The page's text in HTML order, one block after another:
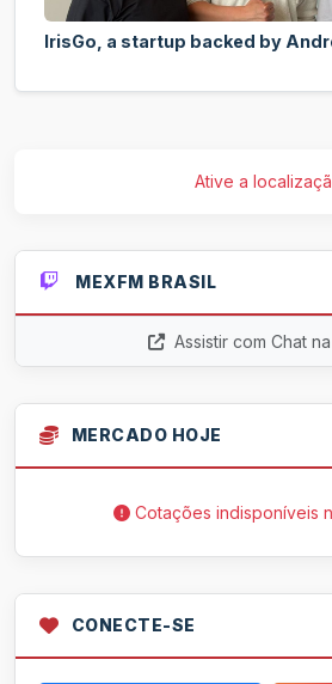
IrisGo, a startup backed by
Ative a
MEXFM BRASIL
Assistir com Chat
MERCADO HOJE
Cotações indisponíveis
CONECTE-SE